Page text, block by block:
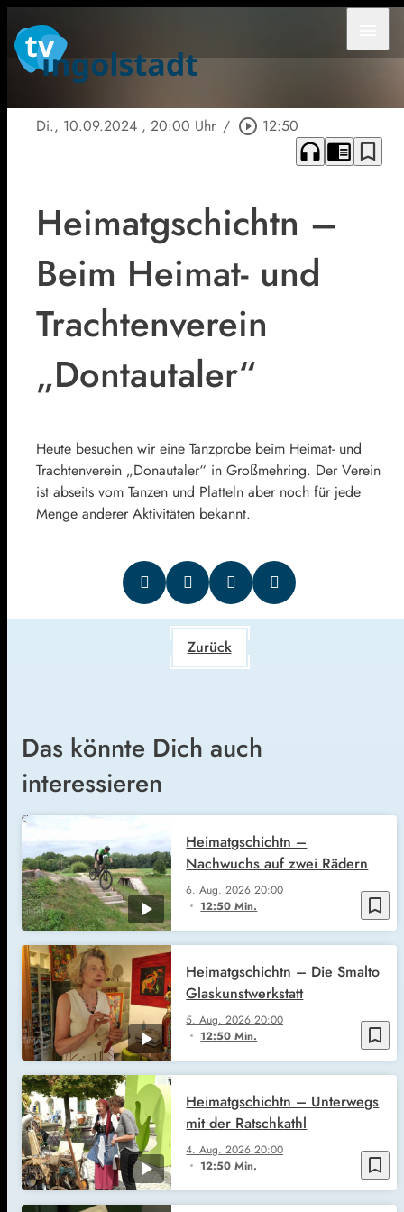
Di., 10.09.2024 , 20:00 Uhr / play_circle_outline 12:50
headphones chrome_reader_mode bookmark_border
Heimatgschichtn –
Beim Heimat- und
Trachtenverein
„Dontautaler“
Heute besuchen wir eine Tanzprobe beim Heimat- und
Trachtenverein „Donautaler“ in Großmehring. Der Verein
ist abseits vom Tanzen und Platteln aber noch für jede
Menge anderer Aktivitäten bekannt.
Zurück
Das könnte Dich auch
interessieren
bookmark_border
6. Aug. 202620:00
12:50 Min.
Heimatgschichtn –
Nachwuchs auf zwei Rädern
bookmark_border
5. Aug. 202620:00
12:50 Min.
Heimatgschichtn – Die Smalto
Glaskunstwerkstatt
bookmark_border
4. Aug. 202620:00
12:50 Min.
Heimatgschichtn – Unterwegs
mit der Ratschkathl